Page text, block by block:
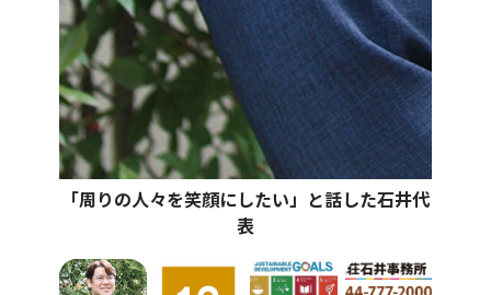
「周りの人々を笑顔にしたい」と話した石井代
表